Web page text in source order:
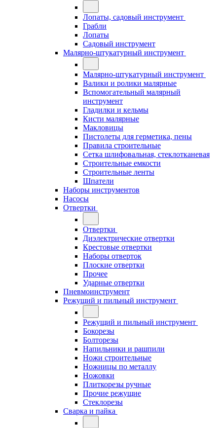
Лопаты, садовый инструмент
Грабли
Лопаты
Садовый инструмент
Малярно-штукатурный инструмент
Малярно-штукатурный инструмент
Валики и ролики малярные
Вспомогательный малярный
инструмент
Гладилки и кельмы
Кисти малярные
Макловицы
Пистолеты для герметика, пены
Правила строительные
Сетка шлифовальная, стеклотканевая
Строительные емкости
Строительные ленты
Шпатели
Наборы инструментов
Насосы
Отвертки
Отвертки
Диэлектрические отвертки
Крестовые отвертки
Наборы отверток
Плоские отвертки
Прочее
Ударные отвертки
Пневмоинструмент
Режущий и пильный инструмент
Режущий и пильный инструмент
Бокорезы
Болторезы
Напильники и рашпили
Ножи строительные
Ножницы по металлу
Ножовки
Плиткорезы ручные
Прочие режущие
Стеклорезы
Сварка и пайка